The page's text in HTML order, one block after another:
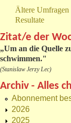
Ältere Umfragen
Resultate
Zitat/e der
„Um an die Quelle
schwimmen."
(Stanislaw Jerzy Lec)
Archiv - Alles
Abonnement
2026
2025